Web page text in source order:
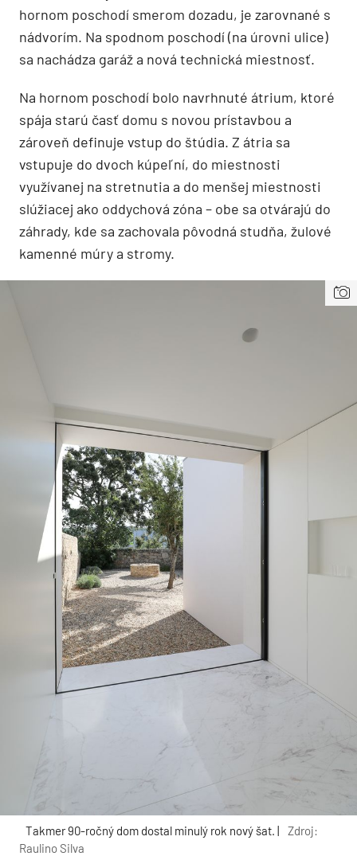
hornom poschodí smerom dozadu, je zarovnané s
nádvorím. Na spodnom poschodí (na úrovni ulice)
sa nachádza garáž a nová technická miestnosť.
Na hornom poschodí bolo navrhnuté átrium, ktoré
spája starú časť domu s novou prístavbou a
zároveň definuje vstup do štúdia. Z átria sa
vstupuje do dvoch kúpeľní, do miestnosti
využívanej na stretnutia a do menšej miestnosti
slúžiacej ako oddychová zóna – obe sa otvárajú do
záhrady, kde sa zachovala pôvodná studňa, žulové
kamenné múry a stromy.
Takmer 90-ročný dom dostal minulý rok nový šat. |
Zdroj:
Raulino Silva